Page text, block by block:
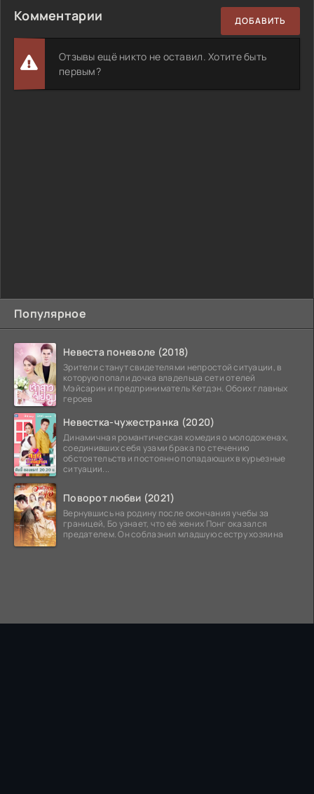
Популярное
Невеста поневоле (2018)
Зрители станут свидетелями непростой ситуации, в
которую попали дочка владельца сети отелей
Мэйсарин и предприниматель Кетдэн. Обоих главных
героев
Невестка-чужестранка (2020)
Динамичная романтическая комедия о молодоженах,
соединивших себя узами брака по стечению
обстоятельств и постоянно попадающих в курьезные
ситуации...
Поворот любви (2021)
Вернувшись на родину после окончания учебы за
границей, Бо узнает, что её жених Понг оказался
предателем. Он соблазнил младшую сестру хозяина
Комментарии ДОБАВИТЬ
Отзывы ещё никто не оставил. Хотите быть
первым?